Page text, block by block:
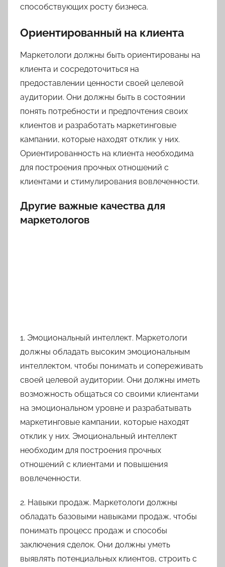
способствующих росту бизнеса.
Ориентированный на клиента
Маркетологи должны быть ориентированы на
клиента и сосредоточиться на
предоставлении ценности своей целевой
аудитории. Они должны быть в состоянии
понять потребности и предпочтения своих
клиентов и разработать маркетинговые
кампании, которые находят отклик у них.
Ориентированность на клиента необходима
для построения прочных отношений с
клиентами и стимулирования вовлеченности.
Другие важные качества для
маркетологов
1. Эмоциональный интеллект. Маркетологи
должны обладать высоким эмоциональным
интеллектом, чтобы понимать и сопереживать
своей целевой аудитории. Они должны иметь
возможность общаться со своими клиентами
на эмоциональном уровне и разрабатывать
маркетинговые кампании, которые находят
отклик у них. Эмоциональный интеллект
необходим для построения прочных
отношений с клиентами и повышения
вовлеченности.
2. Навыки продаж. Маркетологи должны
обладать базовыми навыками продаж, чтобы
понимать процесс продаж и способы
заключения сделок. Они должны уметь
выявлять потенциальных клиентов, строить с